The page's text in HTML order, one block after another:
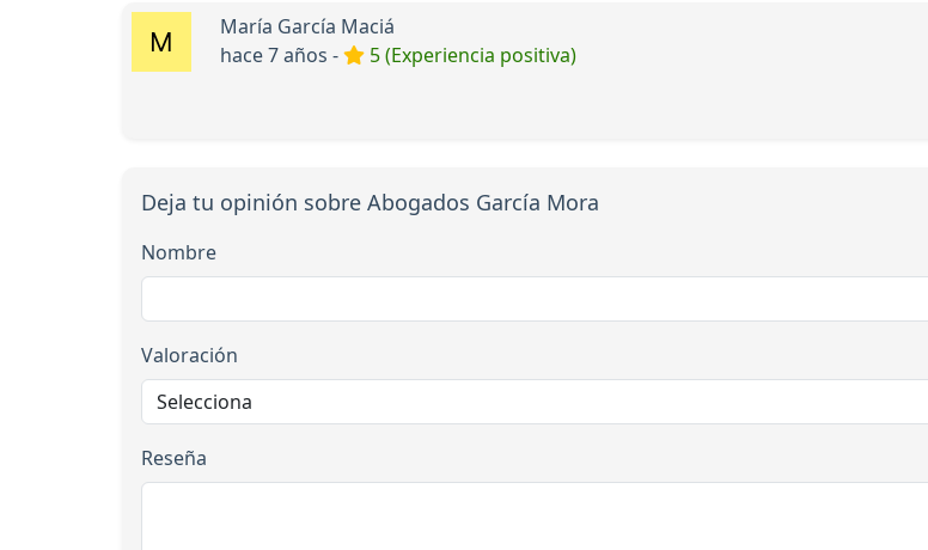
María García Maciá
hace 7 años -
5 (Experiencia positiva)
Deja tu opinión sobre Abogados García Mora
Nombre
Valoración
Reseña